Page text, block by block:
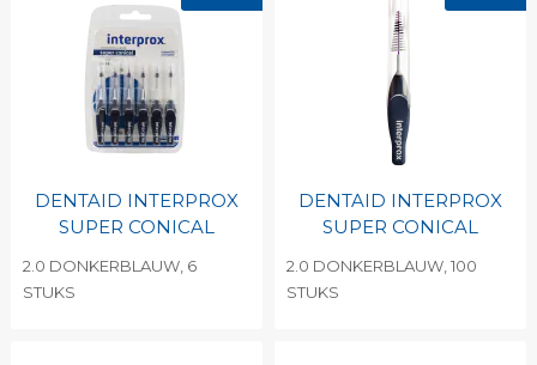
DENTAID INTERPROX
SUPER CONICAL
2.0 DONKERBLAUW, 6
STUKS
DENTAID INTERPROX
SUPER CONICAL
2.0 DONKERBLAUW, 100
STUKS